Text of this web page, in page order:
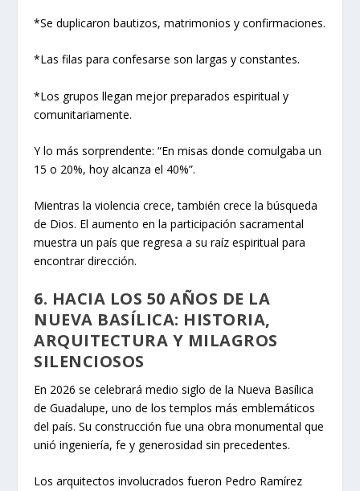
*Se duplicaron bautizos, matrimonios y confirmaciones.
*Las filas para confesarse son largas y constantes.
*Los grupos llegan mejor preparados espiritual y
comunitariamente.
Y lo más sorprendente: “En misas donde comulgaba un
15 o 20%, hoy alcanza el 40%”.
Mientras la violencia crece, también crece la búsqueda
de Dios. El aumento en la participación sacramental
muestra un país que regresa a su raíz espiritual para
encontrar dirección.
6. HACIA LOS 50 AÑOS DE LA
NUEVA BASÍLICA: HISTORIA,
ARQUITECTURA Y MILAGROS
SILENCIOSOS
En 2026 se celebrará medio siglo de la Nueva Basílica
de Guadalupe, uno de los templos más emblemáticos
del país. Su construcción fue una obra monumental que
unió ingeniería, fe y generosidad sin precedentes.
Los arquitectos involucrados fueron Pedro Ramírez